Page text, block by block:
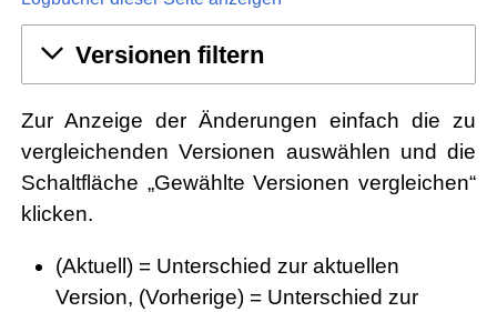
Versionen filtern
Zur Anzeige der Änderungen einfach die zu
vergleichenden Versionen auswählen und die
Schaltfläche „Gewählte Versionen vergleichen“
klicken.
(Aktuell) = Unterschied zur aktuellen
Version, (Vorherige) = Unterschied zur